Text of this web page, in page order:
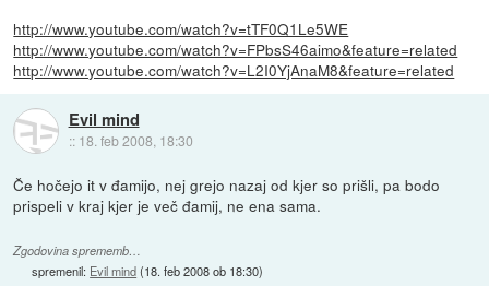
http://www.youtube.com/watch?v=tTF0Q1Le5WE
http://www.youtube.com/watch?v=FPbsS46aimo&feature=related
http://www.youtube.com/watch?v=L2I0YjAnaM8&feature=related
Evil mind
:: 18. feb 2008, 18:30
Če hočejo it v đamijo, nej grejo nazaj od kjer so prišli, pa bodo
prispeli v kraj kjer je več đamij, ne ena sama.
Zgodovina sprememb…
spremenil: Evil mind(18. feb 2008 ob 18:30)